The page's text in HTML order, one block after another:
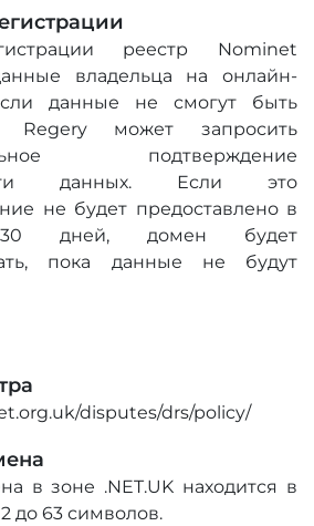
реестр Nominet
владельца на онлайн-
данные не смогут быть
Regery может запросить
подтверждение
данных. Если это
не будет предоставлено в
30 дней, домен будет
пока данные не будут
disputes/drs/policy/
в зоне .NET.UK находится в
до 63 символов.